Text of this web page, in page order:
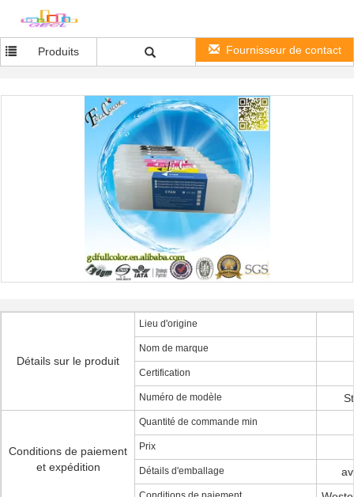
Produits Fournisseur de contact
Détails sur le produit
Lieu d'origine
Nom de marque
Certification
Numéro de modèle
Conditions de paiement
et expédition
Quantité de commande min
Prix
Détails d'emballage